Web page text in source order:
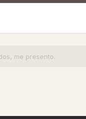
me presento.